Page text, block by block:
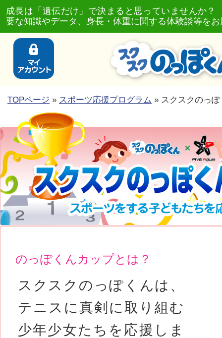
成長は「遺伝だけ」で決まると思っていませんか
要な知識やデータ、身長・体重に関する体験談等を
TOPページ » スポーツ応援プログラム » スクスクのっ
のっぽくんカップとは？
スクスクのっぽくんは、
テニスに真剣に取り組む
少年少女たちを応援しま